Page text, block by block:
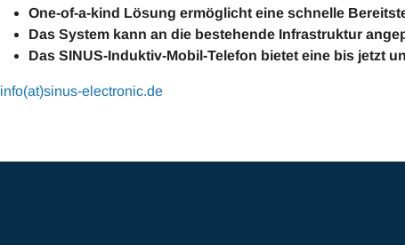
One-of-a-kind Lösung ermöglicht eine schnelle
Das System kann an die bestehende Infrastruktur
Das SINUS-Induktiv-Mobil-Telefon bietet eine bis jetzt
info(at)sinus-electronic.de